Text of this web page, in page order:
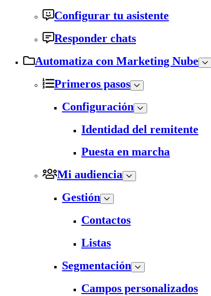
Configurar tu asistente
Responder chats
Automatiza con Marketing Nube
Primeros pasos
Configuración
Identidad del remitente
Puesta en marcha
Mi audiencia
Gestión
Contactos
Listas
Segmentación
Campos personalizados